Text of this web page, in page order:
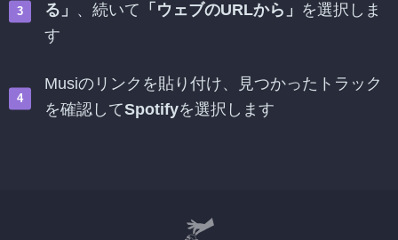
る」 、続いて 「ウェブのURLから」 を選択しま
す
Musiのリンクを貼り付け、見つかったトラック
を確認してSpotifyを選択します